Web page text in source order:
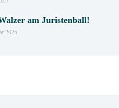
am Juristenball!
2025